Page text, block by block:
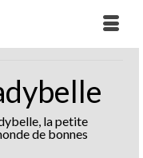
la petite
de bonnes